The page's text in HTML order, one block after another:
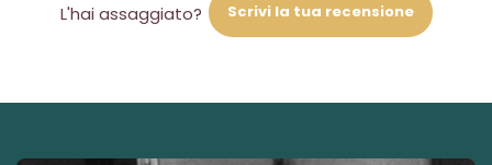
L'hai assaggiato? Scrivi la tua recensione